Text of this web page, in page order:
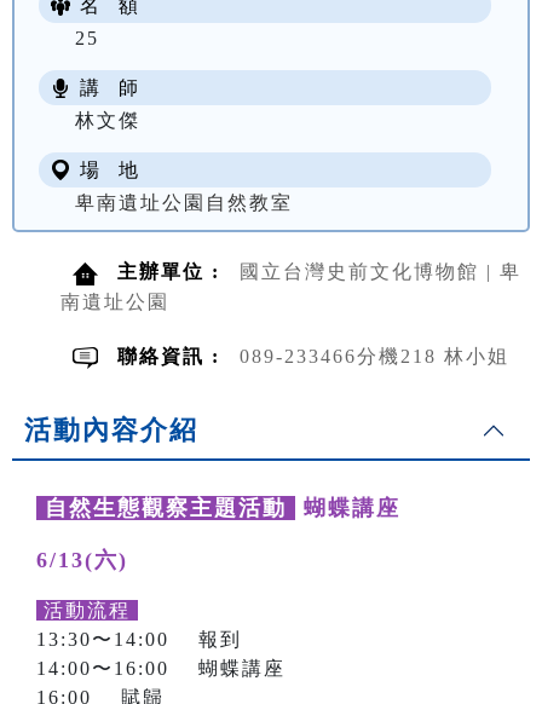
名 額
25
講 師
林文傑
場 地
卑南遺址公園自然教室
主辦單位 :
國立台灣史前文化博物館 | 卑
南遺址公園
聯絡資訊 : 089-233466分機218 林小姐
活動內容介紹
自然生態觀察主題活動 蝴蝶講座
6/13(六)
活動流程
13:30〜14:00 報到
14:00〜16:00 蝴蝶講座
16:00 賦歸